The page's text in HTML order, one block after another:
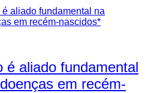
é aliado fundamental
em recém-